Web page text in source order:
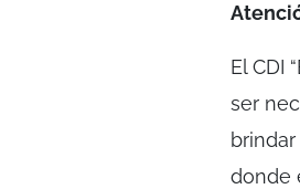
El CDI
ser
donde